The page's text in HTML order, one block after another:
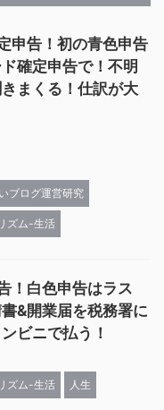
申告！初の青色申告
確定申告で！不明
まくる！仕訳が大
ブログ運営研究
ズム-生活
！白色申告はラス
&開業届を税務署に
ビニで払う！
ズム-生活 人生